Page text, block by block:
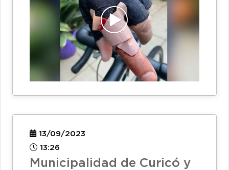
13/09/2023
13:26
Municipalidad de Curicó y